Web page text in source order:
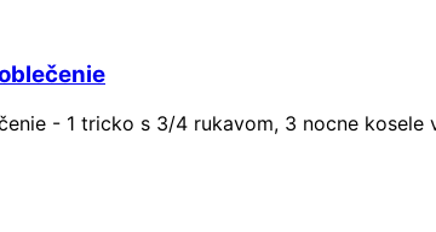
- 1 tricko s 3/4 rukavom, 3 nocne kosele